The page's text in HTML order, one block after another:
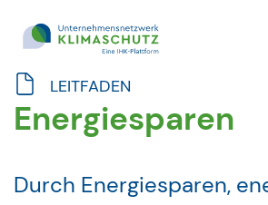
Direkt zu den Inhalten
LEITFADEN
Energiesparen
Durch Energiesparen,